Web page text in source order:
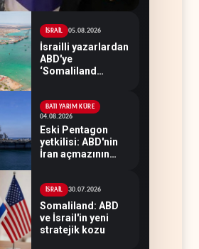
İSRAİL 05.08.2026
İsrailli yazarlardan
ABD'ye
‘Somaliland
BATI YARIM KÜRE
04.08.2026
Eski Pentagon
yetkilisi: ABD'nin
İran açmazının
İSRAİL 30.07.2026
Somaliland: ABD
ve İsrail'in yeni
stratejik kozu